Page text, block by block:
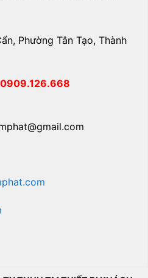
Phường Tân Tạo, Thành
0909.126.668